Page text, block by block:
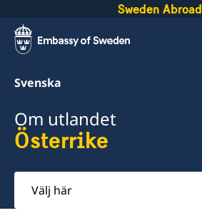
Sweden Abroad
Svenska
Om utlandet
Österrike
Välj
här